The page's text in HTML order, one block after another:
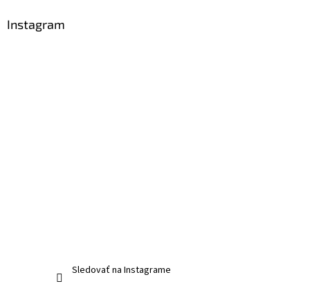
Instagram
Sledovať na Instagrame